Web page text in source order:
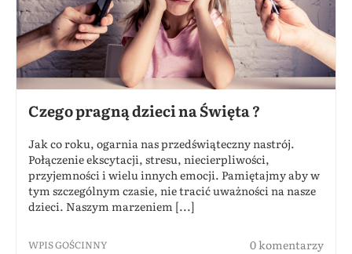
Czego pragną dzieci na Święta ?
Jak co roku, ogarnia nas przedświąteczny nastrój.
Połączenie ekscytacji, stresu, niecierpliwości,
przyjemności i wielu innych emocji. Pamiętajmy aby w
tym szczególnym czasie, nie tracić uważności na nasze
dzieci. Naszym marzeniem [...]
WPIS GOŚCINNY 0 komentarzy